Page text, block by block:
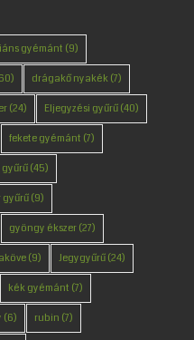
gyémánt (9)
drágakő nyakék(7)
(24) Eljegyzési gyűrű(40)
fekete gyémánt (7)
(45)
gyűrű(9)
gyöngy ékszer(27)
(9) Jegygyűrű(24)
kék gyémánt (7)
(6) rubin (7)